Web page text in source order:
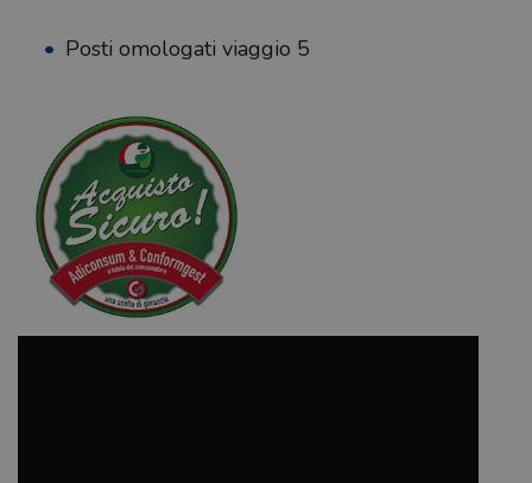
Posti omologati viaggio 5